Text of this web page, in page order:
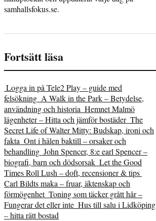
samhallsfokus.se.
Fortsätt läsa
Logga in på Tele2 Play – guide med
felsökning A Walk in the Park – Betydelse,
användning och historia Hemnet Malmö
lägenheter – Hitta och jämför bostäder The
Secret Life of Walter Mitty: Budskap, ironi och
fakta Ont i hälen baktill – orsaker och
behandling John Spencer, 8:e earl Spencer –
biografi, barn och dödsorsak Let the Good
Times Roll Lush – doft, recensioner & tips
Carl Bildts maka – fruar, äktenskap och
förmögenhet Toning som täcker grått hår –
Fungerar det eller inte Hus till salu i Lidköping
– hitta rätt bostad